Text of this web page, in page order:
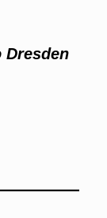
Dresden